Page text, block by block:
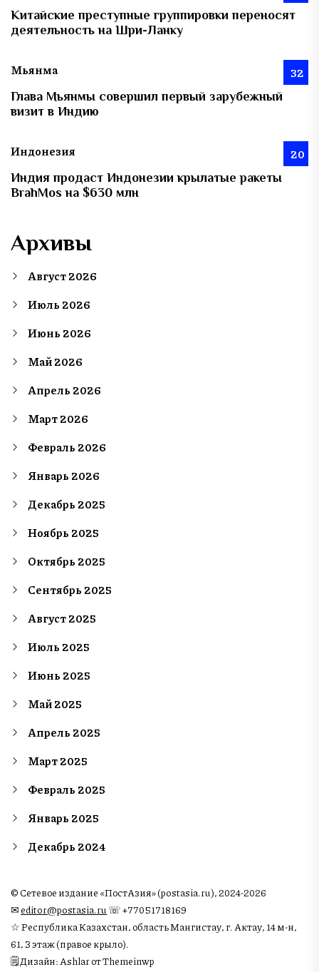
Китайские преступные группировки переносят
деятельность на Шри-Ланку
Мьянма 32
Глава Мьянмы совершил первый зарубежный
визит в Индию
Индонезия 20
Индия продаст Индонезии крылатые ракеты
BrahMos на $630 млн
Архивы
Август 2026
Июль 2026
Июнь 2026
Май 2026
Апрель 2026
Март 2026
Февраль 2026
Январь 2026
Декабрь 2025
Ноябрь 2025
Октябрь 2025
Сентябрь 2025
Август 2025
Июль 2025
Июнь 2025
Май 2025
Апрель 2025
Март 2025
Февраль 2025
Январь 2025
Декабрь 2024
© Сетевое издание «ПостАзия» (postasia.ru), 2024-2026
✉︎editor@postasia.ru ☏ +77051718169
☆ Республика Казахстан, область Мангистау, г. Актау, 14 м-н,
61, 3 этаж (правое крыло).
🗒 Дизайн: Ashlar от Themeinwp